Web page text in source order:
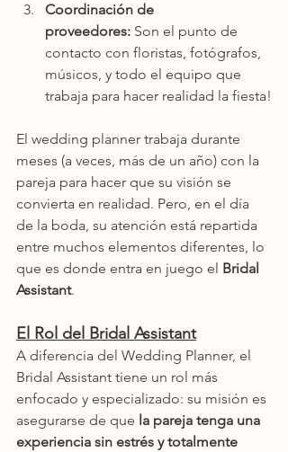
Coordinación de
proveedores: Son el punto de
contacto con floristas, fotógrafos,
músicos, y todo el equipo que
trabaja para hacer realidad la fiesta!
El wedding planner trabaja durante
meses (a veces, más de un año) con la
pareja para hacer que su visión se
convierta en realidad. Pero, en el día
de la boda, su atención está repartida
entre muchos elementos diferentes, lo
que es donde entra en juego el Bridal
Assistant.
El Rol del Bridal Assistant
A diferencia del Wedding Planner, el
Bridal Assistant tiene un rol más
enfocado y especializado: su misión es
asegurarse de que la pareja tenga una
experiencia sin estrés y totalmente